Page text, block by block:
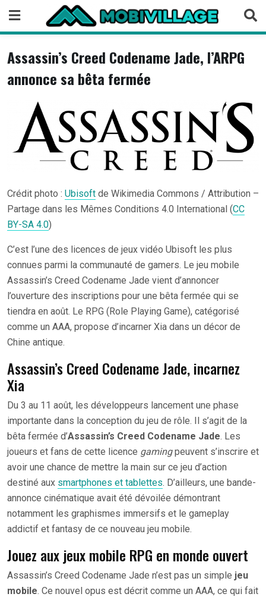
content
Assassin’s Creed Codename Jade, l’ARPG
annonce sa bêta fermée
Crédit photo : Ubisoft de Wikimedia Commons / Attribution –
Partage dans les Mêmes Conditions 4.0 International (CC
BY-SA 4.0)
C’est l’une des licences de jeux vidéo Ubisoft les plus
connues parmi la communauté de gamers. Le jeu mobile
Assassin’s Creed Codename Jade vient d’annoncer
l’ouverture des inscriptions pour une bêta fermée qui se
tiendra en août. Le RPG (Role Playing Game), catégorisé
comme un AAA, propose d’incarner Xia dans un décor de
Chine antique.
Assassin’s Creed Codename Jade, incarnez
Xia
Du 3 au 11 août, les développeurs lancement une phase
importante dans la conception du jeu de rôle. Il s’agit de la
bêta fermée d’Assassin’s Creed Codename Jade. Les
joueurs et fans de cette licence gamingpeuvent s’inscrire et
avoir une chance de mettre la main sur ce jeu d’action
destiné aux smartphones et tablettes. D’ailleurs, une bande-
annonce cinématique avait été dévoilée démontrant
notamment les graphismes immersifs et le gameplay
addictif et fantasy de ce nouveau jeu mobile.
Jouez aux jeux mobile RPG en monde ouvert
Assassin’s Creed Codename Jade n’est pas un simple jeu
mobile. Ce nouvel opus est décrit comme un AAA, ce qui fait